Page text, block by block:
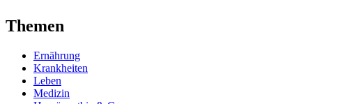
Themen
Ernährung
Krankheiten
Leben
Medizin